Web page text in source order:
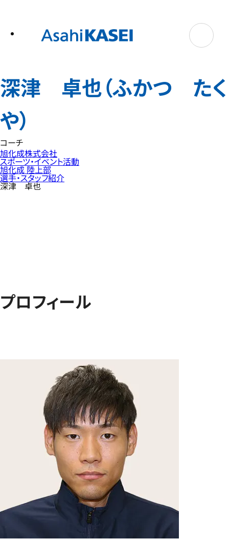
深津 卓也（ふかつ たく
や）
コーチ
旭化成株式会社
スポーツ・イベント活動
旭化成 陸上部
選手・スタッフ紹介
深津 卓也
プロフィール